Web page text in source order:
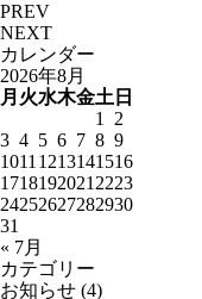
PREV
NEXT
カレンダー
2026年8月
月 火水木金土 日
1
2
3 4 5 6 7 8 9
1011 1213141516
1718192021 2223
24252627282930
31
« 7月
カテゴリー
お知らせ (4)